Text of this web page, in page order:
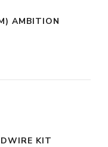
AMBITION
KIT